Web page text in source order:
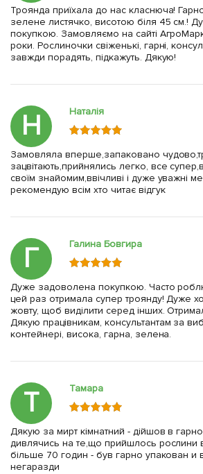
Троянда приїхала до нас класнюча!
зелене листячко, висотою біля 45 см.!
покупкою. Замовляємо на сайті
роки. Рослиночки свіженькі, гарні,
завжди порадять, підкажуть. Дякую!
Н Наталія
Замовляла вперше,запаковано
зацвітають,прийнялись легко, все
своїм знайомим,ввічливі і дуже уважні
рекомендую всім хто читає відгук
Г Галина Бовгира
Дуже задоволена покупкою. Часто
цей раз отримала супер троянду! Дуже
жовту, щоб виділити серед інших.
Дякую працівникам, консультантам за
контейнері, висока, гарна, зелена.
Т Тамара
Дякую за мирт кімнатний - дійшов в
дивлячись на те,що прийшлось рослини
більше 70 годин - був гарно упакован и
негаразди